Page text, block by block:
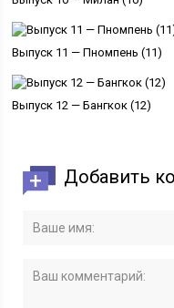
Выпуск 11 — Пномпень (11)
Выпуск 12 — Бангкок (12)
Добавить